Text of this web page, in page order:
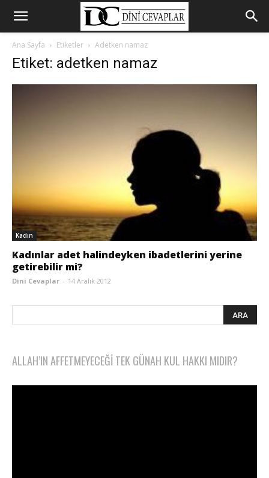
Ana Sayfa Etiketler Adetken namaz
Etiket: adetken namaz
Kadın
Kadınlar adet halindeyken ibadetlerini yerine
getirebilir mi?
Dini Cevaplar - 14 Aralık 2012
ALLAH’IN AFFETMEYECEĞI TEK GÜNAH KUL HAKKI MIDIR?